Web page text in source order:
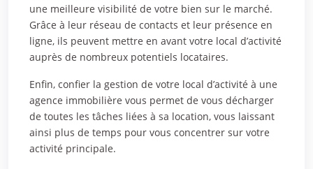
une meilleure visibilité de votre bien sur le marché.
Grâce à leur réseau de contacts et leur présence en
ligne, ils peuvent mettre en avant votre local d’activité
auprès de nombreux potentiels locataires.
Enfin, confier la gestion de votre local d’activité à une
agence immobilière vous permet de vous décharger
de toutes les tâches liées à sa location, vous laissant
ainsi plus de temps pour vous concentrer sur votre
activité principale.